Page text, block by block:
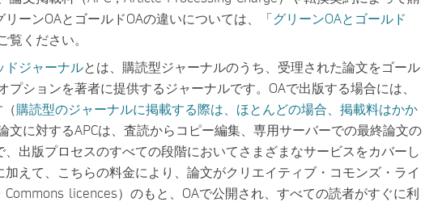
ーンOAとゴールドOAの違いについては、「グリーンOAとゴールド
覧ください。
ドジャーナルとは、購読型ジャーナルのうち、受理された論文をゴール
プションを著者に提供するジャーナルです。OAで出版する場合には、
購読型のジャーナルに掲載する際は、ほとんどの場合、掲載料はかか
文に対するAPCは、査読からコピー編集、専用サーバーでの最終論文の
、出版プロセスのすべての段階においてさまざまなサービスをカバーし
加えて、こちらの料金により、論文がクリエイティブ・コモンズ・ライ
Commons licences）のもと、OAで公開され、すべての読者がすぐに利